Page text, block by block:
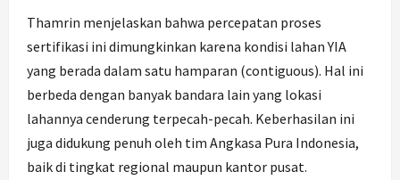
Thamrin menjelaskan bahwa percepatan proses
sertifikasi ini dimungkinkan karena kondisi lahan YIA
yang berada dalam satu hamparan (contiguous). Hal ini
berbeda dengan banyak bandara lain yang lokasi
lahannya cenderung terpecah-pecah. Keberhasilan ini
juga didukung penuh oleh tim Angkasa Pura Indonesia,
baik di tingkat regional maupun kantor pusat.